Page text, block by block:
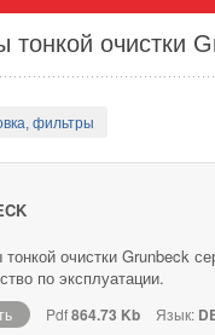
тонкой очистки
фильтры
очистки Grunbeck
по эксплуатации.
Pdf864.73 Kb Язык: